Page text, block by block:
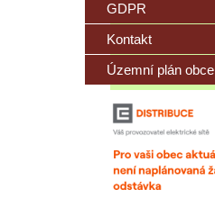
GDPR
Kontakt
Územní plán obce